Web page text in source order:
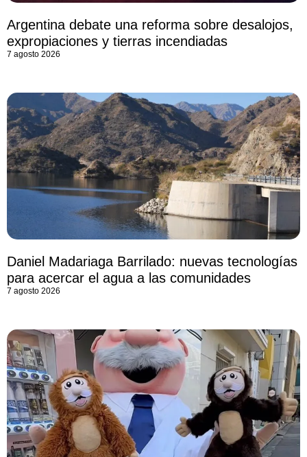
Argentina debate una reforma sobre desalojos,
expropiaciones y tierras incendiadas
7 agosto 2026
Daniel Madariaga Barrilado: nuevas tecnologías
para acercar el agua a las comunidades
7 agosto 2026